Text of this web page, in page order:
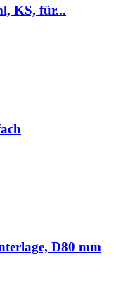
KS, für...
D80 mm